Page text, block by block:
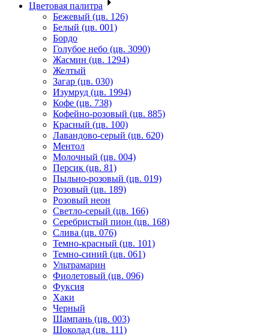
Цветовая палитра
Бежевый (цв. 126)
Белый (цв. 001)
Бордо
Голубое небо (цв. 3090)
Жасмин (цв. 1294)
Желтый
Загар (цв. 030)
Изумруд (цв. 1994)
Кофе (цв. 738)
Кофейно-розовый (цв. 885)
Красный (цв. 100)
Лавандово-серый (цв. 620)
Ментол
Молочный (цв. 004)
Персик (цв. 81)
Пыльно-розовый (цв. 019)
Розовый (цв. 189)
Розовый неон
Светло-серый (цв. 166)
Серебристый пион (цв. 168)
Слива (цв. 076)
Темно-красный (цв. 101)
Темно-синий (цв. 061)
Ультрамарин
Фиолетовый (цв. 096)
Фуксия
Хаки
Черный
Шампань (цв. 003)
Шоколад (цв. 111)